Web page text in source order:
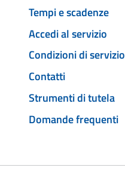
Tempi e scadenze
Accedi al servizio
Condizioni di servizio
Contatti
Strumenti di tutela
Domande frequenti